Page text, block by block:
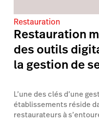
Restauration
Restauration
des outils
la gestion de
L’une des clés d’une
établissements réside
restaurateurs à